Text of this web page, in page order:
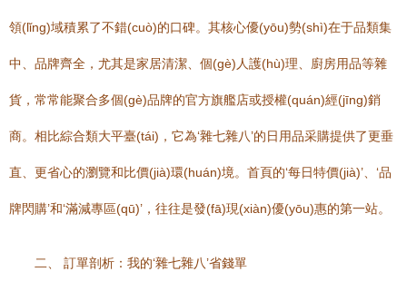
領(lǐng)域積累了不錯(cuò)的口碑。其核心優(yōu)勢(shì)在于品類集
中、品牌齊全，尤其是家居清潔、個(gè)人護(hù)理、廚房用品等雜
貨，常常能聚合多個(gè)品牌的官方旗艦店或授權(quán)經(jīng)銷
商。相比綜合類大平臺(tái)，它為‘雜七雜八’的日用品采購提供了更垂
直、更省心的瀏覽和比價(jià)環(huán)境。首頁的‘每日特價(jià)’、‘品
牌閃購’和‘滿減專區(qū)’，往往是發(fā)現(xiàn)優(yōu)惠的第一站。
二、 訂單剖析：我的‘雜七雜八’省錢單